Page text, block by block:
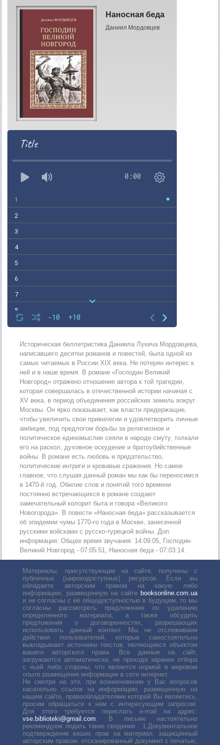
Наносная беда
Даниил Мордовцев
Title
0:00
-10 +10
1
2
3
4
5
6
7
8
9
10
11
12
13
14
15
16
17
18
19
21
22
23
24
Историческая беллетристика Даниила Лукича Мордовцева,
написавшего десятки романов и повестей, была одной из
самых читаемых в России XIX века. Не потерян интерес к
ней и в наше время. В романе «Господин Великий
Новгород» отражено отношение автора к той трагедии,
которая совершалась в отечественной истории начиная с
XV века, в период объединения российских земель вокруг
Москвы. Он ярко показывает, как власти предержащие,
чтобы увеличить свои привилегии и удовлетворить личные
амбиции, под предлогом борьбы за религиозное и
политическое единомыслие сеяли в народе смуту, толкали
его на раскол, духовное оскудение и братоубийственные
войны. В романе есть любовь и предательство,
политические интриги и кровавые сражения. Но самое
главное, что слушая данный роман мы как бы переносимся
в 1470-й год. Обилие слов и понятий того времени
постоянно встречающихся в романе создают
замечательный колорит быта и говора «Великого
Новогорода». В повести «Наносная беда» рассказывается
об эпидемии чумы 1770-го года в Москве, занесенной
русскими войсками с русско-турецкой войны. Доп.
информация: Общее время звучания: 14:09:05, Господин
Великий Новгород - 07:05:51, Наносная беда - 07:03:14.
Материалы, присутствующие на сайте, получены с
публичных (широкодоступных) ресурсов. Если вы
обладаете авторским правом на какую либо
информацию, размещенную на сайте booksonline.com.ua
и не согласны с её общедоступностью в будущем, то мы
согласны рассмотреть предложения по удалению
определенного материала, а также обсудить
предложения о договоренностях, разрешающих
использовать данный контент. Мы не отслеживаем
действия пользователей, которые самостоятельно
выкладывают источники текстов, являющиеся объектом
вашего авторского права. Все данные на сайт,
загружаются автоматически, не проходя заранее отбора
с чьей либо стороны, что является нормой в мировом
опыте размещения информации в сети интернет.
Не смотря на это, при возникновении у Вас вопросов
касательно ссылок на информацию, размещенную на
нашем сайте, правообладателями которой Вы являетесь,
просим обращаться к нам с интересующим запросом.
Для этого требуется переслать е-mail на адрес:
vse.biblioteki@gmail.com. В письме настоятельно
рекомендуем подать такие сведения : 1.Документальное
подтверждение ваших прав на материал, защищённый
авторским правом: отсканированный документ с печатью,